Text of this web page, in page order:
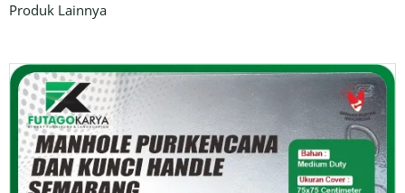
Produk Lainnya